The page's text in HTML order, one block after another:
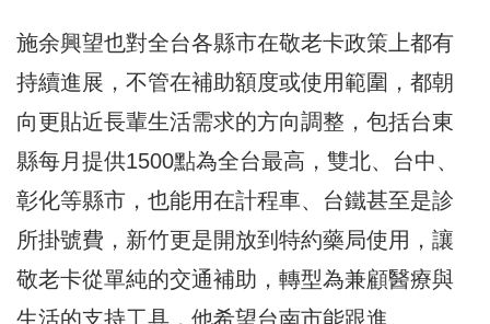
施余興望也對全台各縣市在敬老卡政策上都有
持續進展，不管在補助額度或使用範圍，都朝
向更貼近長輩生活需求的方向調整，包括台東
縣每月提供1500點為全台最高，雙北、台中、
彰化等縣市，也能用在計程車、台鐵甚至是診
所掛號費，新竹更是開放到特約藥局使用，讓
敬老卡從單純的交通補助，轉型為兼顧醫療與
生活的支持工具，他希望台南市能跟進。